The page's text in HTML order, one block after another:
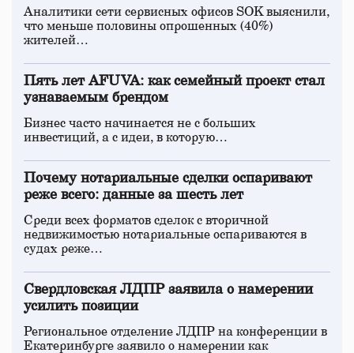
Аналитики сети сервисных офисов SOK выяснили,
что меньше половины опрошенных (40%)
жителей…
Пять лет AFUVA: как семейный проект стал
узнаваемым брендом
Бизнес часто начинается не с больших
инвестиций, а с идеи, в которую…
Почему нотариальные сделки оспаривают
реже всего: данные за шесть лет
Среди всех форматов сделок с вторичной
недвижимостью нотариальные оспариваются в
судах реже…
Свердловская ЛДПР заявила о намерении
усилить позиции
Региональное отделение ЛДПР на конференции в
Екатеринбурге заявило о намерении как